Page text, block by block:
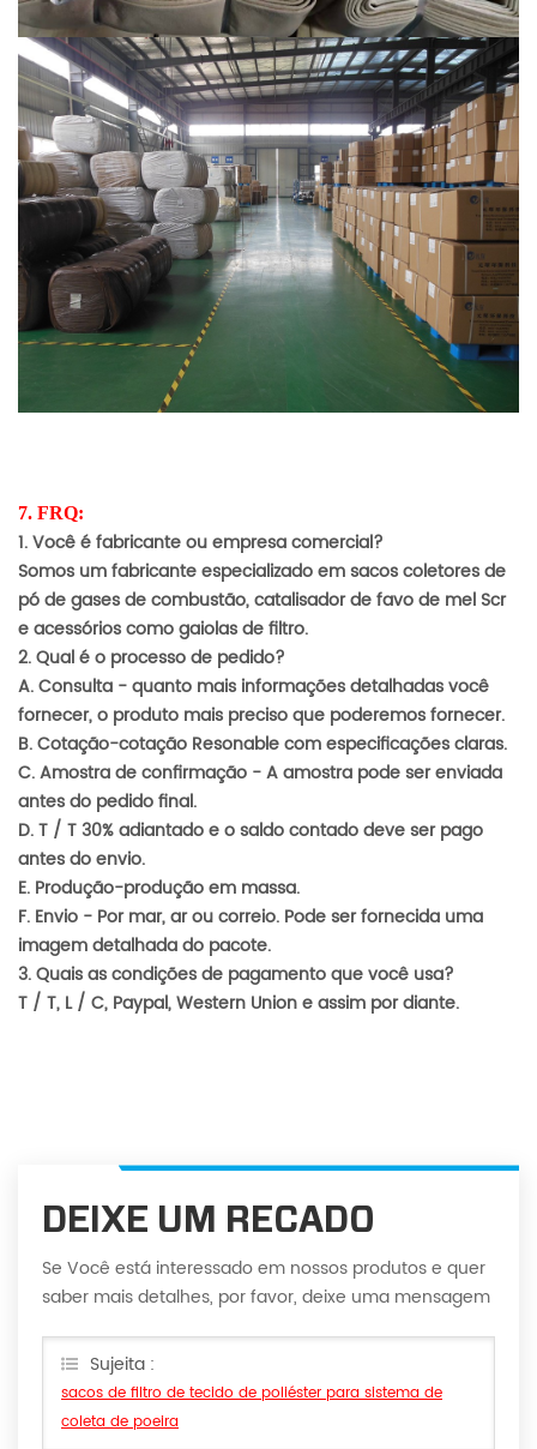
7. FRQ:
1. Você é fabricante ou empresa comercial?
Somos um fabricante especializado em sacos coletores de
pó de gases de combustão, catalisador de favo de mel Scr
e acessórios como gaiolas de filtro.
2. Qual é o processo de pedido?
A. Consulta - quanto mais informações detalhadas você
fornecer, o produto mais preciso que poderemos fornecer.
B. Cotação-cotação Resonable com especificações claras.
C. Amostra de confirmação - A amostra pode ser enviada
antes do pedido final.
D. T / T 30% adiantado e o saldo contado deve ser pago
antes do envio.
E. Produção-produção em massa.
F. Envio - Por mar, ar ou correio. Pode ser fornecida uma
imagem detalhada do pacote.
3. Quais as condições de pagamento que você usa?
T / T, L / C, Paypal, Western Union e assim por diante.
DEIXE UM RECADO
Se Você está interessado em nossos produtos e quer
saber mais detalhes, por favor, deixe uma mensagem
Sujeita :
sacos de filtro de tecido de poliéster para sistema de
coleta de poeira